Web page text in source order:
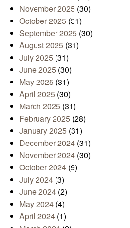
November 2025 (30)
October 2025 (31)
September 2025 (30)
August 2025 (31)
July 2025 (31)
June 2025 (30)
May 2025 (31)
April 2025 (30)
March 2025 (31)
February 2025 (28)
January 2025 (31)
December 2024 (31)
November 2024 (30)
October 2024 (9)
July 2024 (3)
June 2024 (2)
May 2024 (4)
April 2024 (1)